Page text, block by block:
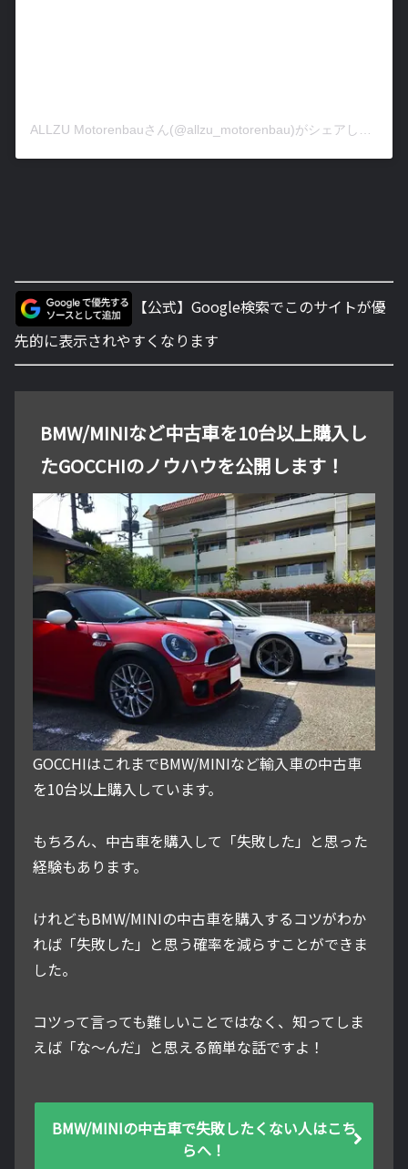
ALLZU Motorenbauさん(@allzu_motorenbau)がシェアした投稿
【公式】Google検索でこのサイトが優
先的に表示されやすくなります
BMW/MINIなど中古車を10台以上購入し
たGOCCHIのノウハウを公開します！
GOCCHIはこれまでBMW/MINIなど輸入車の中古車
を10台以上購入しています。
もちろん、中古車を購入して「失敗した」と思った
経験もあります。
けれどもBMW/MINIの中古車を購入するコツがわか
れば「失敗した」と思う確率を減らすことができま
した。
コツって言っても難しいことではなく、知ってしま
えば「な～んだ」と思える簡単な話ですよ！
BMW/MINIの中古車で失敗したくない人はこち
らへ！